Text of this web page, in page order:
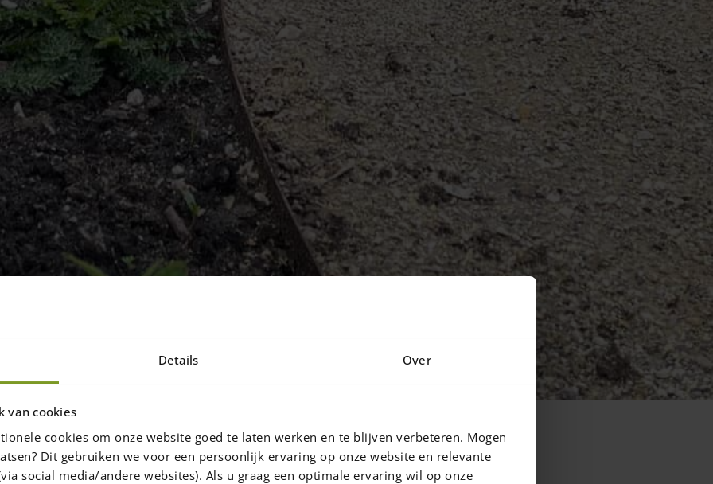
Details Over
van cookies
cookies om onze website goed te laten werken en te blijven verbeteren. Mogen
Dit gebruiken we voor een persoonlijk ervaring op onze website en relevante
social media/andere websites). Als u graag een optimale ervaring wil op onze
geschild en
15 cm
van projecten waar geschild en
met een diameter van 13/15 cm